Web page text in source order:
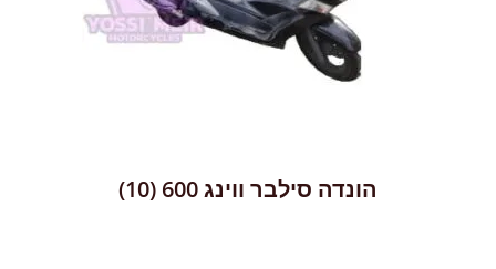
הונדה סילבר ווינג 600 (10)